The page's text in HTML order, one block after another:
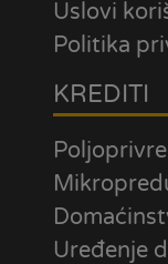
Uslovi
Politika
KREDITI
Uređenje